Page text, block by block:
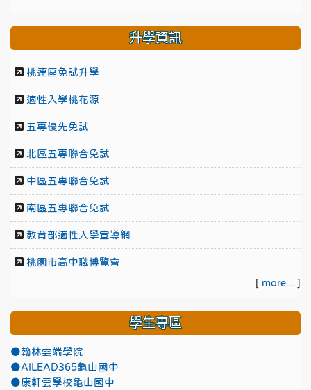
升學資訊
桃連區免試升學
適性入學桃花源
五專優先免試
北區五專聯合免試
中區五專聯合免試
南區五專聯合免試
教育部適性入學宣導網
桃園市高中職博覽會
[ more... ]
學生專區
●翰林雲端學院
●AILEAD365龜山國中
●康軒雲學校龜山國中